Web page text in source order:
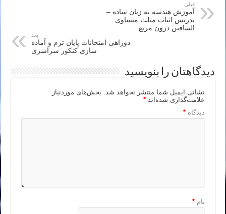
قبلی
آموزش هندسه به زبان ساده –
تدریس اثبات مثلث متساوی
الساقین درون مربع
بعد
دوراهی امتحانات پایان ترم و آماده
سازی کنکور سراسری
دیدگاهتان را بنویسید
نشانی ایمیل شما منتشر نخواهد شد.
بخش‌های موردنیاز
علامت‌گذاری شده‌اند*
دیدگاه*
نام*